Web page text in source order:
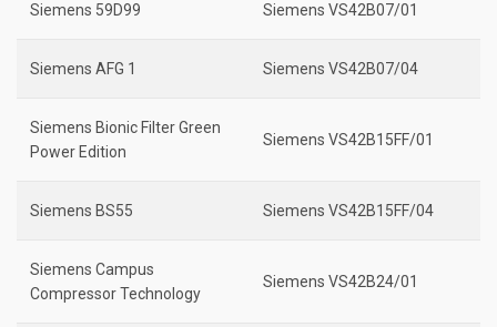
Siemens 59D99 Siemens VS42B07/01
Siemens AFG 1 Siemens VS42B07/04
Siemens Bionic Filter Green
Power Edition
Siemens VS42B15FF/01
Siemens BS55 Siemens VS42B15FF/04
Siemens Campus
Compressor Technology
Siemens VS42B24/01